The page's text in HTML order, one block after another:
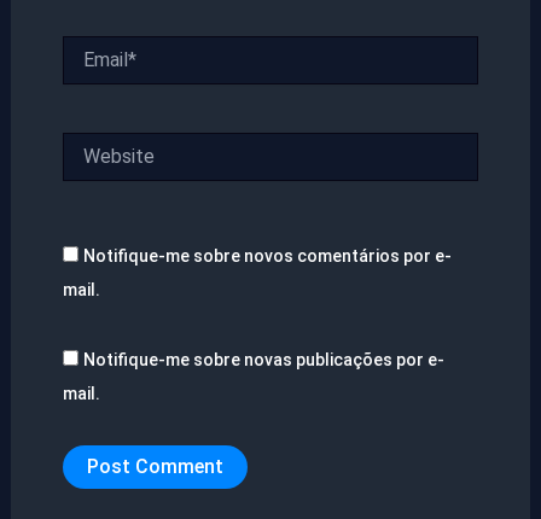
Notifique-me sobre novos comentários por e-
mail.
Notifique-me sobre novas publicações por e-
mail.